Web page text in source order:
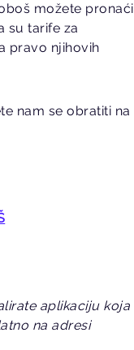
možete pronaći
su tarife za
pravo njihovih
nam se obratiti na
aplikaciju koja
na adresi